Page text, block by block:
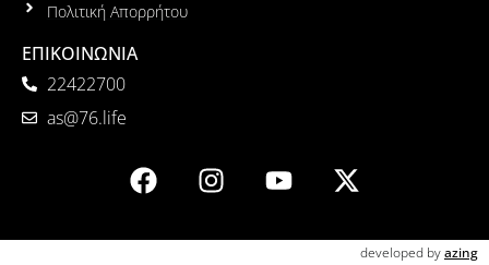
Πολιτική Απορρήτου
ΕΠΙΚΟΙΝΩΝΙΑ
22422700
as@76.life
developed byazing